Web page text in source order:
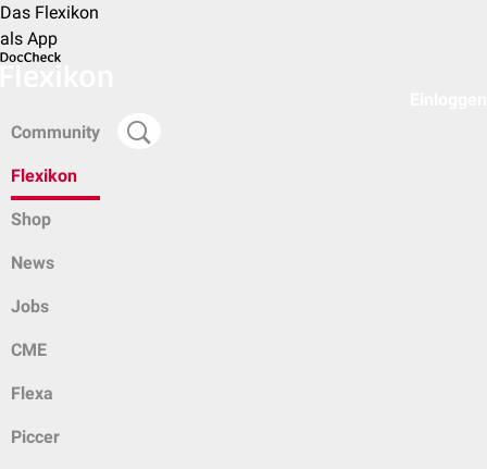
Das Flexikon
als App
Community
Flexikon
Shop
News
Jobs
CME
Flexa
Piccer